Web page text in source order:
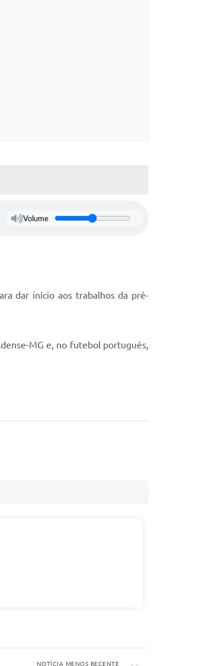
Volume
dar início aos trabalhos da pré-
MG e, no futebol português,
NOTÍCIA MENOS RECENTE